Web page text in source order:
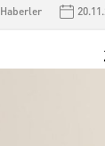
Haberler